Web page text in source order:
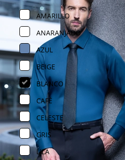
AMARILLO
ANARANJADO
AZUL
BEIGE
BLANCO
CAFÉ
CELESTE
GRIS
LILA